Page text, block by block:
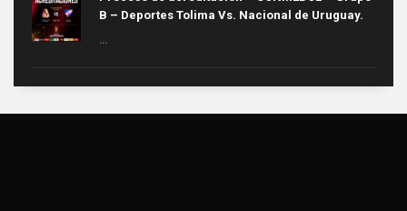
B – Deportes Tolima Vs. Nacional de Uruguay.
...